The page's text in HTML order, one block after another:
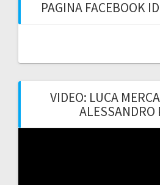
PAGINA FACEBOOK
VIDEO: LUCA
ALESSANDRO